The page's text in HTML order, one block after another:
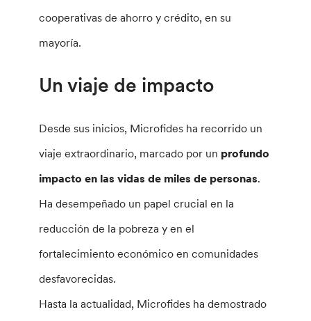
cooperativas de ahorro y crédito, en su
mayoría.
Un viaje de impacto
Desde sus inicios, Microfides ha recorrido un
viaje extraordinario, marcado por un profundo
impacto en las vidas de miles de personas.
Ha desempeñado un papel crucial en la
reducción de la pobreza y en el
fortalecimiento económico en comunidades
desfavorecidas.
Hasta la actualidad, Microfides ha demostrado